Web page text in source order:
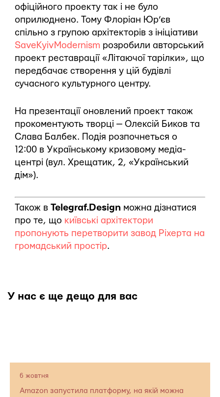
офіційного проекту так і не було
оприлюднено. Тому Флоріан Юр’єв
спільно з групою архітекторів з ініціативи
SaveKyivModernism розробили авторський
проект реставрації «Літаючої тарілки», що
передбачає створення у цій будівлі
сучасного культурного центру.
На презентації оновлений проект також
прокоментують творці — Олексій Биков та
Слава Балбек. Подія розпочнеться о
12:00 в Українському кризовому медіа-
центрі (вул. Хрещатик, 2, «Український
дім»).
Також в Telegraf.Design можна дізнатися
про те, що київські архітектори
пропонують перетворити завод Ріхерта на
громадський простір.
У нас є ще дещо для вас
6 жовтня
Amazon запустила платформу, на якій можна